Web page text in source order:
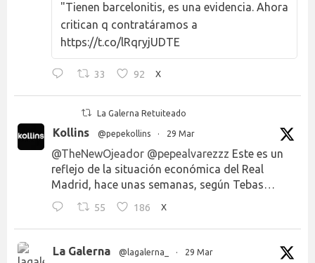
"Tienen barcelonitis, es una evidencia. Ahora
critican q contratáramos a
https://t.co/lRqryjUDTE
33 92 X
La Galerna Retuiteado
Kollins @pepekollins · 29 Mar
@TheNewOjeador @pepealvarezzz Este es un
reflejo de la situación económica del Real
Madrid, hace unas semanas, según Tebas…
55 186 X
La Galerna @lagalerna_ · 29 Mar